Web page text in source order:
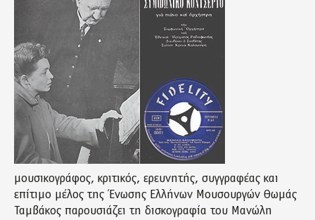
μουσικογράφος, κριτικός, ερευνητής, συγγραφέας και
επίτιμο μέλος της Ένωσης Ελλήνων Μουσουργών Θωμάς
Ταμβάκος παρουσιάζει τη δισκογραφία του Μανώλη